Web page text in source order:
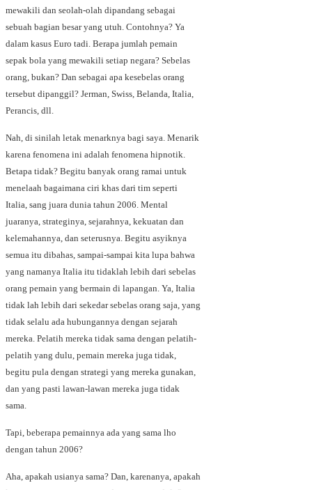
mewakili dan seolah-olah dipandang sebagai
sebuah bagian besar yang utuh. Contohnya? Ya
dalam kasus Euro tadi. Berapa jumlah pemain
sepak bola yang mewakili setiap negara? Sebelas
orang, bukan? Dan sebagai apa kesebelas orang
tersebut dipanggil? Jerman, Swiss, Belanda, Italia,
Perancis, dll.
Nah, di sinilah letak menarknya bagi saya. Menarik
karena fenomena ini adalah fenomena hipnotik.
Betapa tidak? Begitu banyak orang ramai untuk
menelaah bagaimana ciri khas dari tim seperti
Italia, sang juara dunia tahun 2006. Mental
juaranya, strateginya, sejarahnya, kekuatan dan
kelemahannya, dan seterusnya. Begitu asyiknya
semua itu dibahas, sampai-sampai kita lupa bahwa
yang namanya Italia itu tidaklah lebih dari sebelas
orang pemain yang bermain di lapangan. Ya, Italia
tidak lah lebih dari sekedar sebelas orang saja, yang
tidak selalu ada hubungannya dengan sejarah
mereka. Pelatih mereka tidak sama dengan pelatih-
pelatih yang dulu, pemain mereka juga tidak,
begitu pula dengan strategi yang mereka gunakan,
dan yang pasti lawan-lawan mereka juga tidak
sama.
Tapi, beberapa pemainnya ada yang sama lho
dengan tahun 2006?
Aha, apakah usianya sama? Dan, karenanya, apakah